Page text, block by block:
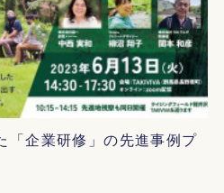
「企業研修」の先進事例プ